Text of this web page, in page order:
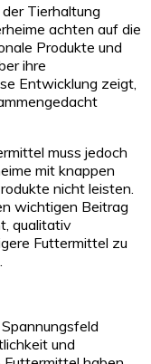
Tierhaltung
achten auf die
Produkte und
ihre
Entwicklung zeigt,
muss jedoch
mit knappen
nicht leisten.
wichtigen Beitrag
qualitativ
Futtermittel zu
und